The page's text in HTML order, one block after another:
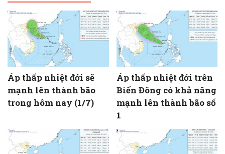
Áp thấp nhiệt đới sẽ
mạnh lên thành bão
trong hôm nay (1/7)
Áp thấp nhiệt đới trên
Biển Đông có khả năng
mạnh lên thành bão số
1